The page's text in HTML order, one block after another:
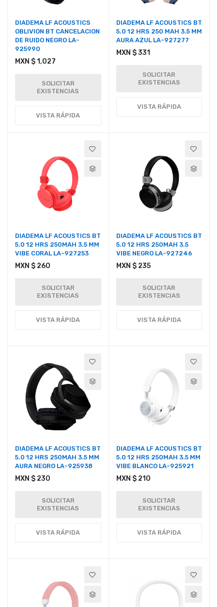
DIADEMA LF ACOUSTICS
OBLIVION BT CANCELACION
DE RUIDO NEGRO LA-
925990
MXN $ 1,027
SOLICITAR
EXISTENCIAS
VISTA RÁPIDA
DIADEMA LF ACOUSTICS BT
5.0 12 HRS 250 MAH 3.5 MM
AURA AZUL LA-927277
MXN $ 331
SOLICITAR
EXISTENCIAS
VISTA RÁPIDA
DIADEMA LF ACOUSTICS BT
5.0 12 HRS 250MAH 3.5 MM
VIBE CORAL LA-927253
MXN $ 260
SOLICITAR
EXISTENCIAS
VISTA RÁPIDA
DIADEMA LF ACOUSTICS BT
5.0 12 HRS 250MAH 3.5
VIBE NEGRO LA-927246
MXN $ 235
SOLICITAR
EXISTENCIAS
VISTA RÁPIDA
DIADEMA LF ACOUSTICS BT
5.0 12 HRS 250MAH 3.5 MM
AURA NEGRO LA-925938
MXN $ 230
SOLICITAR
EXISTENCIAS
VISTA RÁPIDA
DIADEMA LF ACOUSTICS BT
5.0 12 HRS 250MAH 3.5 MM
VIBE BLANCO LA-925921
MXN $ 210
SOLICITAR
EXISTENCIAS
VISTA RÁPIDA